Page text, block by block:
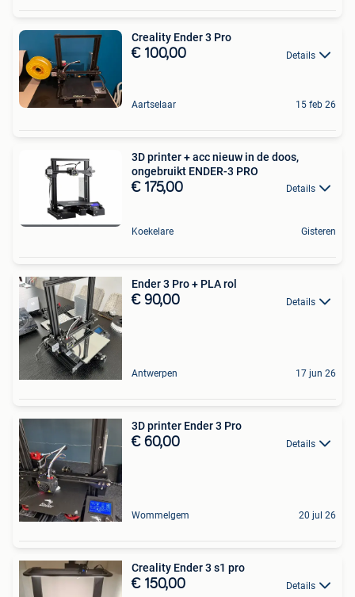
Creality Ender 3 Pro
€ 100,00 Details
Aartselaar 15 feb 26
3D printer + acc nieuw in de doos,
ongebruikt ENDER-3 PRO
€ 175,00 Details
Koekelare Gisteren
Ender 3 Pro + PLA rol
€ 90,00 Details
Antwerpen 17 jun 26
3D printer Ender 3 Pro
€ 60,00 Details
Wommelgem 20 jul 26
Creality Ender 3 s1 pro
€ 150,00 Details